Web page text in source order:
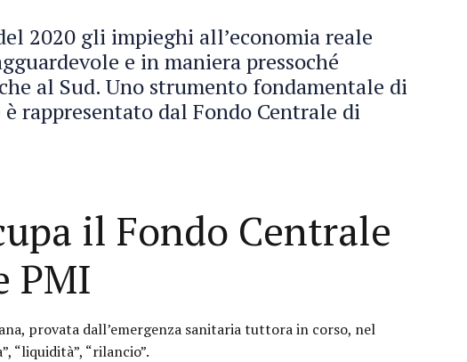
2020 gli impieghi all’economia reale
e in maniera pressoché
al Sud. Uno strumento fondamentale di
rappresentato dal Fondo Centrale di
il Fondo Centrale
PMI
provata dall’emergenza sanitaria tuttora in corso, nel
“liquidità”, “rilancio”.